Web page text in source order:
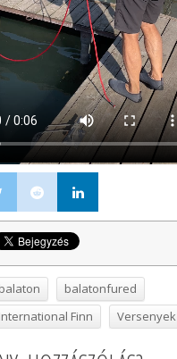
balatonfured
Finn
Versenyek